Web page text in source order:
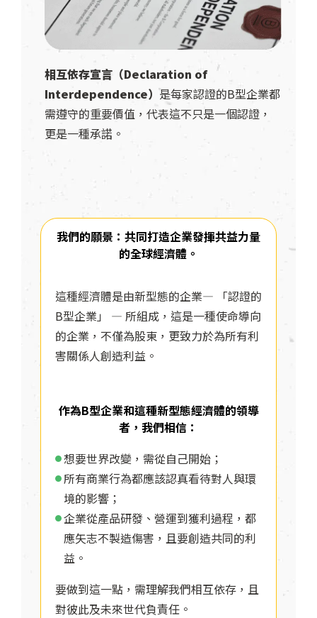
相互依存宣言（Declaration of
Interdependence）是每家認證的B型企業都
需遵守的重要價值，代表這不只是一個認證，
更是一種承諾。
我們的願景：共同打造企業發揮共益力量
的全球經濟體。
這種經濟體是由新型態的企業— 「認證的
B型企業」 — 所組成，這是一種使命導向
的企業，不僅為股東，更致力於為所有利
害關係人創造利益。
作為B型企業和這種新型態經濟體的領導
者，我們相信：
想要世界改變，需從自己開始；
所有商業行為都應該認真看待對人與環
境的影響；
企業從產品研發、營運到獲利過程，都
應矢志不製造傷害，且要創造共同的利
益。
要做到這一點，需理解我們相互依存，且
對彼此及未來世代負責任。